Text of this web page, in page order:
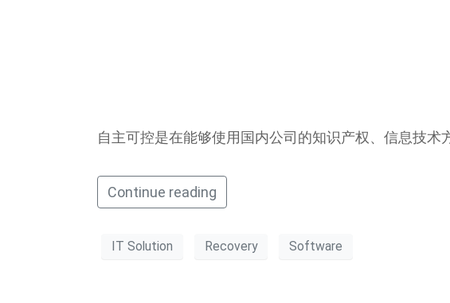
自主可控是在能够使用国内公司的知识产权、信息技术
Continue reading
IT Solution Recovery Software